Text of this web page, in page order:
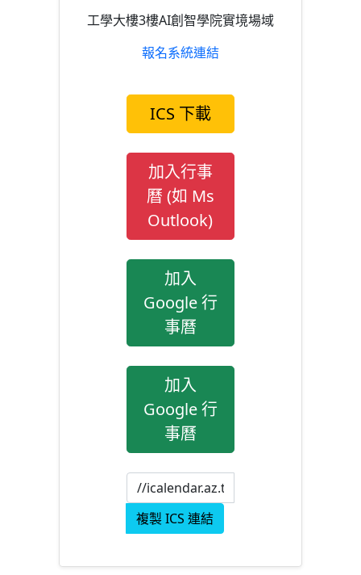
工學大樓3樓AI創智學院實境場域
報名系統連結
ICS 下載
加入行事
曆 (如 Ms
Outlook)
加入
Google 行
事曆
加入
Google 行
事曆
複製 ICS 連結